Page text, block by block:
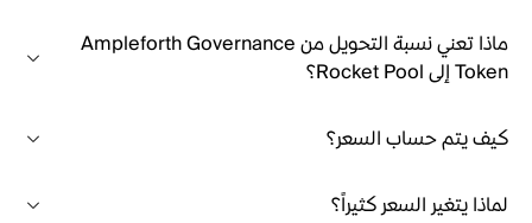
ماذا تعني نسبة التحويل من Ampleforth Governance
Token إلى Rocket Pool؟
كيف يتم حساب السعر؟
لماذا يتغير السعر كثيراً؟